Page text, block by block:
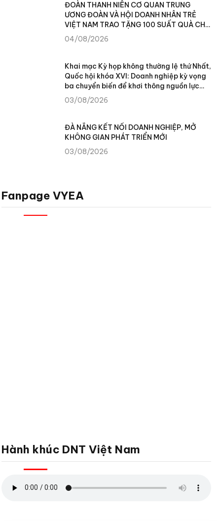
ĐOÀN THANH NIÊN CƠ QUAN TRUNG
ƯƠNG ĐOÀN VÀ HỘI DOANH NHÂN TRẺ
VIỆT NAM TRAO TẶNG 100 SUẤT QUÀ CHO
NHÂN DÂN XÃ TÙNG VÀI (TUYÊN QUANG)
04/08/2026
Khai mạc Kỳ họp không thường lệ thứ Nhất,
Quốc hội khóa XVI: Doanh nghiệp kỳ vọng
ba chuyển biến để khơi thông nguồn lực
phát triển
03/08/2026
ĐÀ NẴNG KẾT NỐI DOANH NGHIỆP, MỞ
KHÔNG GIAN PHÁT TRIỂN MỚI
03/08/2026
Fanpage VYEA
Hành khúc DNT Việt Nam